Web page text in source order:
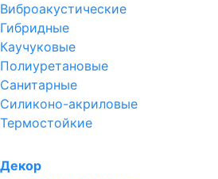
Виброакустические
Гибридные
Каучуковые
Полиуретановые
Санитарные
Силиконо-акриловые
Термостойкие
Декор